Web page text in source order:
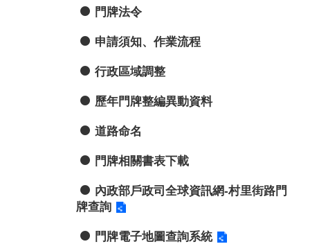
門牌法令
申請須知、作業流程
行政區域調整
歷年門牌整編異動資料
道路命名
門牌相關書表下載
內政部戶政司全球資訊網-村里街路門
牌查詢
門牌電子地圖查詢系統